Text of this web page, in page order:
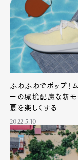
ふわふわでポップ！
ーの環境配慮な新モ
夏を楽しくする
2022.5.10